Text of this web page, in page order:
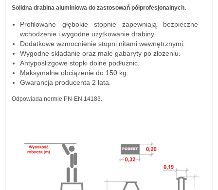
Solidna drabina aluminiowa do zastosowań półprofesjonalnych.
Profilowane głębokie stopnie zapewniają bezpieczne
wchodzenie i wygodne użytkowanie drabiny.
Dodatkowe wzmocnienie stopni nitami wewnętrznymi.
Wygodne składanie oraz małe gabaryty po złożeniu.
Antypoślizgowe stopki dolne podłużnic.
Maksymalne obciążenie do 150 kg.
Gwarancja producenta 2 lata.
Odpowiada normie PN-EN 14183.